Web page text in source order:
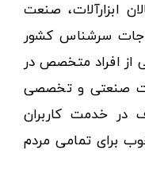
ابزارآلات، صنعت
سرشناس کشور
از افراد متخصص در
صنعتی و تخصصی
در خدمت کاربران
برای تمامی مردم